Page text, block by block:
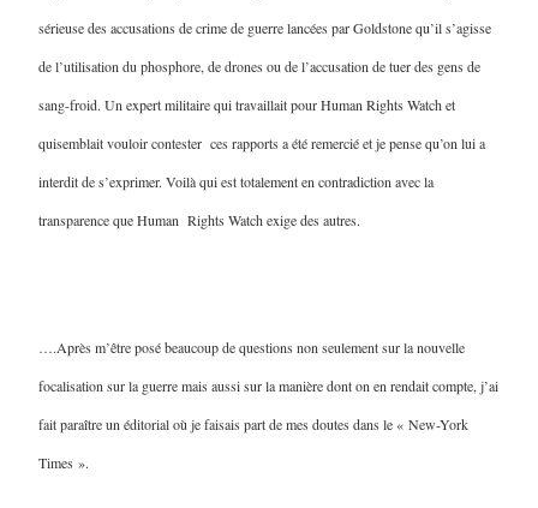
sérieuse des accusations de crime de guerre lancées par Goldstone qu’il s’agisse
de l’utilisation du phosphore, de drones ou de l’accusation de tuer des gens de
sang-froid. Un expert militaire qui travaillait pour Human Rights Watch et
quisemblait vouloir contester ces rapports a été remercié et je pense qu’on lui a
interdit de s’exprimer. Voilà qui est totalement en contradiction avec la
transparence que Human Rights Watch exige des autres.
….Après m’être posé beaucoup de questions non seulement sur la nouvelle
focalisation sur la guerre mais aussi sur la manière dont on en rendait compte, j’ai
fait paraître un éditorial où je faisais part de mes doutes dans le « New-York
Times ».